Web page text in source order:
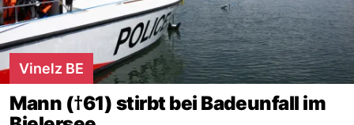
Vinelz BE
Mann (†61) stirbt bei Badeunfall im